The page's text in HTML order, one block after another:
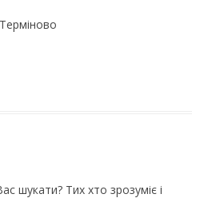
шукати? Тих хто зрозуміє і